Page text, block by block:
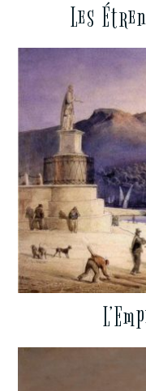
Les